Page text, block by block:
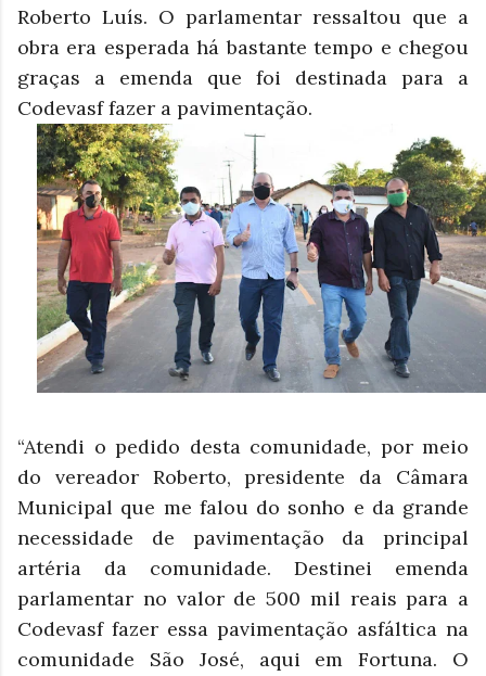
Roberto Luís. O parlamentar ressaltou que a
obra era esperada há bastante tempo e chegou
graças a emenda que foi destinada para a
Codevasf fazer a pavimentação.
“Atendi o pedido desta comunidade, por meio
do vereador Roberto, presidente da Câmara
Municipal que me falou do sonho e da grande
necessidade de pavimentação da principal
artéria da comunidade. Destinei emenda
parlamentar no valor de 500 mil reais para a
Codevasf fazer essa pavimentação asfáltica na
comunidade São José, aqui em Fortuna. O